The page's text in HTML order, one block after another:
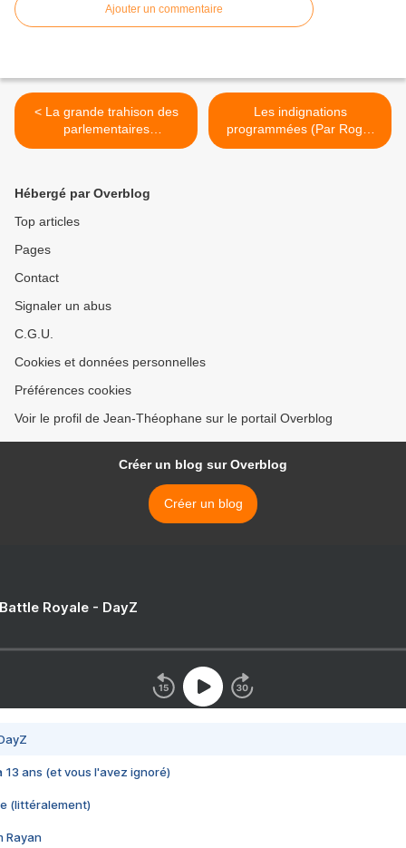
Ajouter un commentaire
< La grande trahison des
parlementaires
immigrationistes
Les indignations
programmées (Par Roger
Holeindre) >
Hébergé par Overblog
Top articles
Pages
Contact
Signaler un abus
C.G.U.
Cookies et données personnelles
Préférences cookies
Voir le profil de Jean-Théophane sur le portail Overblog
Créer un blog sur Overblog
Créer un blog
Royale - DayZ
13 ans (et vous l'avez ignoré)
(littéralement)
Rayan